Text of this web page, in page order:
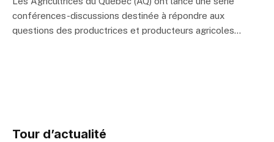
conférences-discussions destinée à répondre aux
questions des productrices et producteurs agricoles…
Tour d’actualité